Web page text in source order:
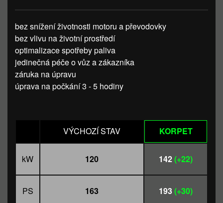
bez snížení životnosti motoru a převodovky
bez vlivu na životní prostředí
optimalizace spotřeby paliva
jedinečná péče o vůz a zákazníka
záruka na úpravu
úprava na počkání 3 - 5 hodiny
VÝCHOZÍ STAV KORPET
kW 120 142(+22)
PS 163 193(+30)